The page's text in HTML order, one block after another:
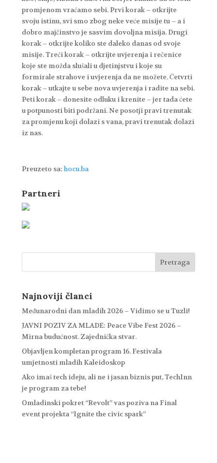
promjenom vraćamo sebi. Prvi korak – otkrijte
svoju istinu, svi smo zbog neke veće misije tu – a i
dobro majčinstvo je sasvim dovoljna misija. Drugi
korak – otkrijte koliko ste daleko danas od svoje
misije. Treći korak – otkrijte uvjerenja i rečenice
koje ste možda slušali u djetinjstvu i koje su
formirale strahove i uvjerenja da ne možete. Četvrti
korak – utkajte u sebe nova uvjerenja i radite na sebi.
Peti korak – donesite odluku i krenite – jer tada ćete
u potpunosti biti podržani. Ne posotji pravi trenutak
za promjenu koji dolazi s vana, pravi trenutak dolazi
iz nas.
Preuzeto sa:hocu.ba
Partneri
Najnoviji članci
Međunarodni dan mladih 2026 – Vidimo se u Tuzli!
JAVNI POZIV ZA MLADE: Peace Vibe Fest 2026 –
Mirna budućnost. Zajednička stvar.
Objavljen kompletan program 16. Festivala
umjetnosti mladih Kaleidoskop
Ako imaš tech ideju, ali ne i jasan biznis put, TechInn
je program za tebe!
Omladinski pokret “Revolt” vas poziva na Final
event projekta “Ignite the civic spark”